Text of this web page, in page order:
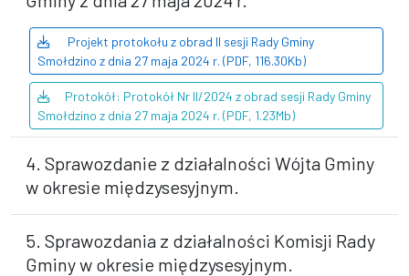
Projekt protokołu z obrad II sesji Rady Gminy
Smołdzino z dnia 27 maja 2024 r. (PDF, 116.30Kb)
Protokół: Protokół Nr II/2024 z obrad sesji Rady Gminy
Smołdzino z dnia 27 maja 2024 r. (PDF, 1.23Mb)
4. Sprawozdanie z działalności Wójta Gminy
w okresie międzysesyjnym.
5. Sprawozdania z działalności Komisji Rady
Gminy w okresie międzysesyjnym.